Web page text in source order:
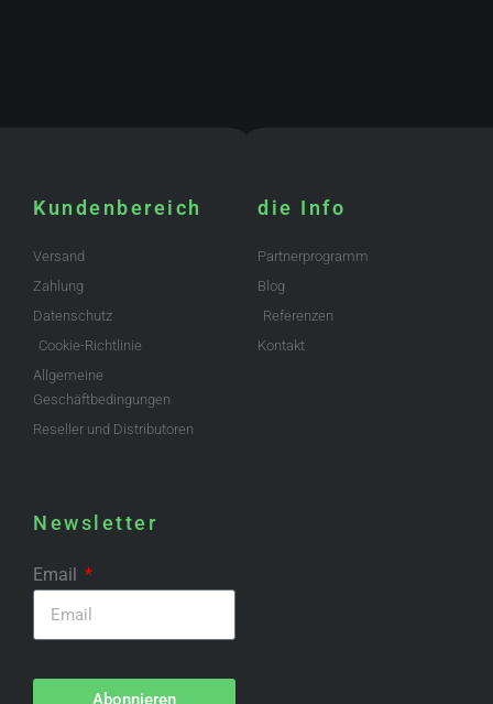
Kundenbereich
Versand
Zahlung
Datenschutz
Cookie-Richtlinie
Allgemeine
Geschäftbedingungen
Reseller und Distributoren
die Info
Partnerprogramm
Blog
Referenzen
Kontakt
Newsletter
Email